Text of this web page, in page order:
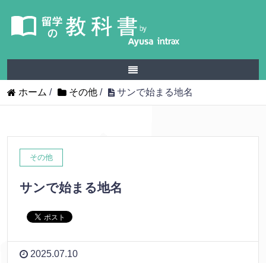
ホーム / その他 / サンで始まる地名
その他
サンで始まる地名
2025.07.10